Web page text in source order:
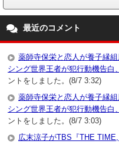
最近のコメント
薬師寺保栄と恋人が養子縁
シング世界王者が犯行動機告白
ントをしました。(8/7 3:32)
薬師寺保栄と恋人が養子縁
シング世界王者が犯行動機告白
ントをしました。(8/7 3:03)
広末涼子がTBS『THE